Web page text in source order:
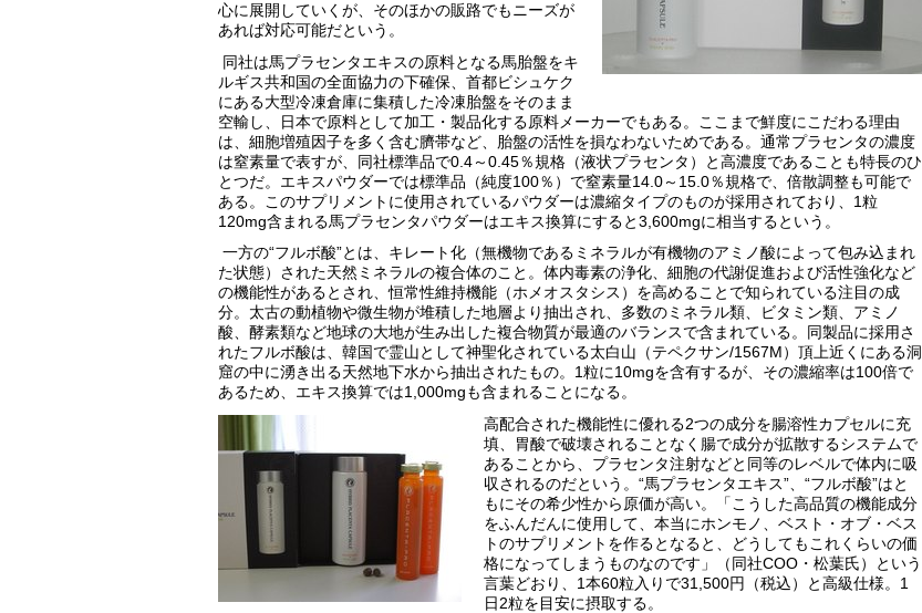
心に展開していくが、そのほかの販路でもニーズが
あれば対応可能だという。
同社は馬プラセンタエキスの原料となる馬胎盤をキ
ルギス共和国の全面協力の下確保、 首都ビシュケク
にある大型冷凍倉庫に集積した冷凍胎盤をそのまま
空輸し、日本で原料として加工・製品化する原料メーカーでもある。ここまで鮮度にこだわる理由
は、細胞増殖因子を多く含む臍帯など、胎盤の活性を損なわないためである。通常プラセンタの濃度
は窒素量で表すが、同社標準品で0.4～0.45％規格（液状プラセンタ）と高濃度であることも特長のひ
とつだ。エキスパウダーでは標準品（純度100％）で窒素量14.0～15.0％規格で、倍散調整も可能で
ある。このサプリメントに使用されているパウダーは濃縮タイプのものが採用されており、1粒
120mg含まれる馬プラセンタパウダーはエキス換算にすると3,600mgに相当するという。
一方の“フルボ酸”とは、キレート化（無機物であるミネラルが有機物のアミノ酸によって包み込まれ
た状態）された天然ミネラルの複合体のこと。体内毒素の浄化、細胞の代謝促進および活性強化など
の機能性があるとされ、恒常性維持機能（ホメオスタシス）を高めることで知られている注目の成
分。太古の動植物や微生物が堆積した地層より抽出され、多数のミネラル類、ビタミン類、アミノ
酸、酵素類など地球の大地が生み出した複合物質が最適のバランスで含まれている。同製品に採用さ
れたフルボ酸は、韓国で霊山として神聖化されている太白山（テペクサン/1567M）頂上近くにある洞
窟の中に湧き出る天然地下水から抽出されたもの。1粒に10mgを含有するが、その濃縮率は100倍で
あるため、エキス換算では1,000mgも含まれることになる。
高配合された機能性に優れる2つの成分を腸溶性カプセルに充
填、胃酸で破壊されることなく腸で成分が拡散するシステムで
あることから、プラセンタ注射などと同等のレベルで体内に吸
収されるのだという。“馬プラセンタエキス”、“フルボ酸”はと
もにその希少性から原価が高い。「こうした高品質の機能成分
をふんだんに使用して、本当にホンモノ、ベスト・オブ・ベス
トのサプリメントを作るとなると、どうしてもこれくらいの価
格になってしまうものなのです」（同社COO・松葉氏）という
言葉どおり、1本60粒入りで31,500円（税込）と高級仕様。1
日2粒を目安に摂取する。